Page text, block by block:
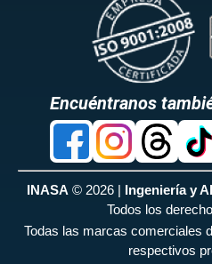
Encuéntranos
INASA © 2026 | Ingeniería y
Todos los
Todas las marcas comerciales
respectivos